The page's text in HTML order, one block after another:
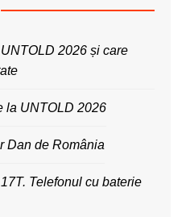
2026 și care
la UNTOLD 2026
Dan de România
Telefonul cu baterie